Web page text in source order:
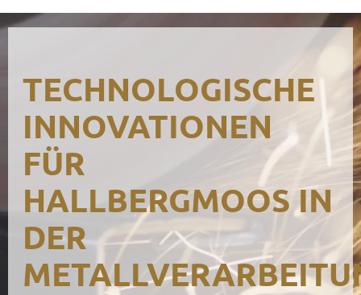
TECHNOLOGISCHE
INNOVATIONEN
FÜR
HALLBERGMOOS IN
DER